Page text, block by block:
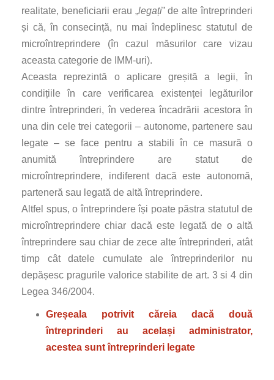
realitate, beneficiarii erau „legați” de alte întreprinderi
și că, în consecință, nu mai îndeplinesc statutul de
microîntreprindere (în cazul măsurilor care vizau
aceasta categorie de IMM-uri).
Aceasta reprezintă o aplicare greșită a legii, în
condițiile în care verificarea existenței legăturilor
dintre întreprinderi, în vederea încadrării acestora în
una din cele trei categorii – autonome, partenere sau
legate – se face pentru a stabili în ce masură o
anumită întreprindere are statut de
microîntreprindere, indiferent dacă este autonomă,
parteneră sau legată de altă întreprindere.
Altfel spus, o întreprindere își poate păstra statutul de
microîntreprindere chiar dacă este legată de o altă
întreprindere sau chiar de zece alte întreprinderi, atât
timp cât datele cumulate ale întreprinderilor nu
depășesc pragurile valorice stabilite de art. 3 si 4 din
Legea 346/2004.
Greșeala potrivit căreia dacă două
întreprinderi au același administrator,
acestea sunt întreprinderi legate